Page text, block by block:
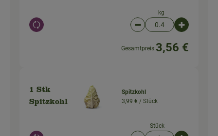
Auswahl ändern
kg
Artikelanzahl
Gesamtpreis:3,56 €
1 Stk
Spitzkohl
Spitzkohl
3,99 € / Stück
Stück